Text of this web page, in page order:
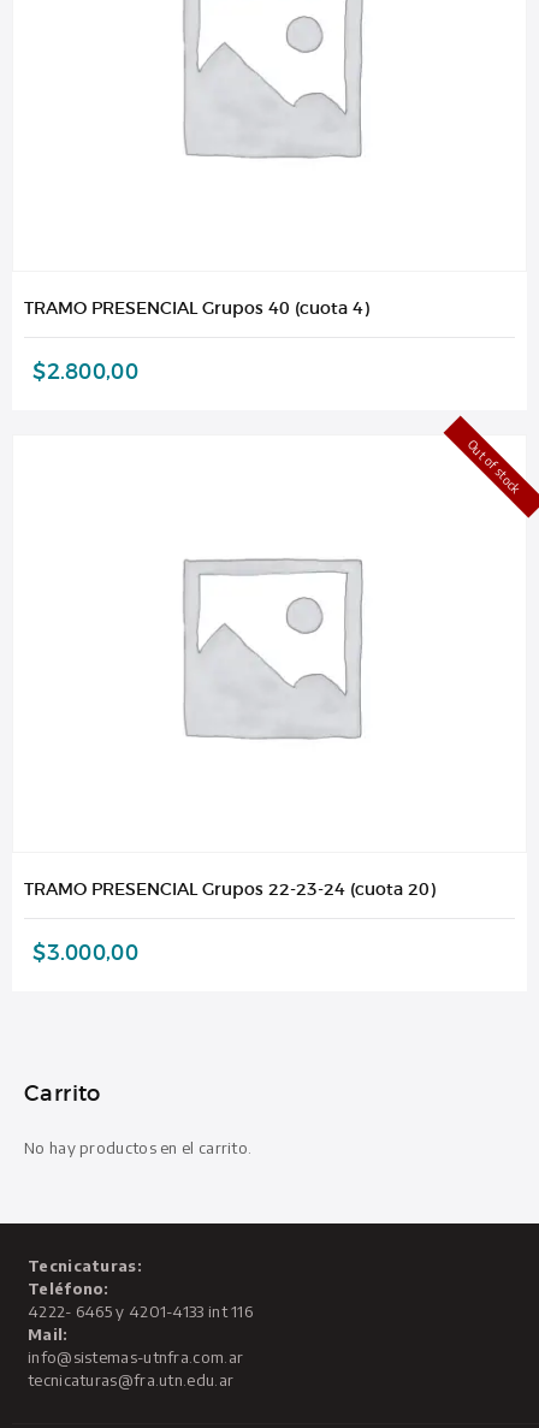
TRAMO PRESENCIAL Grupos 40 (cuota 4)
$2.800,00
Out of stock
TRAMO PRESENCIAL Grupos 22-23-24 (cuota 20)
$3.000,00
Carrito
No hay productos en el carrito.
Tecnicaturas:
Teléfono:
4222- 6465 y 4201-4133 int 116
Mail:
info@sistemas-utnfra.com.ar
tecnicaturas@fra.utn.edu.ar